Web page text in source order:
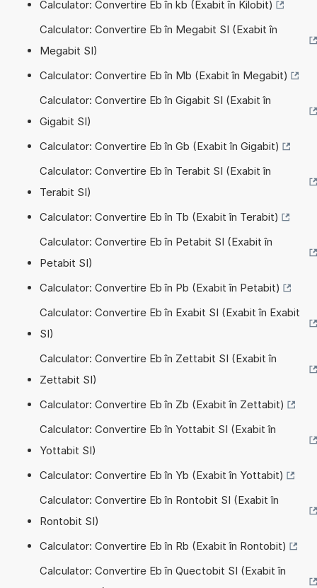
Calculator: Convertire Eb în kb (Exabit în Kilobit)
Calculator: Convertire Eb în Megabit SI (Exabit în
Megabit SI)
Calculator: Convertire Eb în Mb (Exabit în Megabit)
Calculator: Convertire Eb în Gigabit SI (Exabit în
Gigabit SI)
Calculator: Convertire Eb în Gb (Exabit în Gigabit)
Calculator: Convertire Eb în Terabit SI (Exabit în
Terabit SI)
Calculator: Convertire Eb în Tb (Exabit în Terabit)
Calculator: Convertire Eb în Petabit SI (Exabit în
Petabit SI)
Calculator: Convertire Eb în Pb (Exabit în Petabit)
Calculator: Convertire Eb în Exabit SI (Exabit în Exabit
SI)
Calculator: Convertire Eb în Zettabit SI (Exabit în
Zettabit SI)
Calculator: Convertire Eb în Zb (Exabit în Zettabit)
Calculator: Convertire Eb în Yottabit SI (Exabit în
Yottabit SI)
Calculator: Convertire Eb în Yb (Exabit în Yottabit)
Calculator: Convertire Eb în Rontobit SI (Exabit în
Rontobit SI)
Calculator: Convertire Eb în Rb (Exabit în Rontobit)
Calculator: Convertire Eb în Quectobit SI (Exabit în